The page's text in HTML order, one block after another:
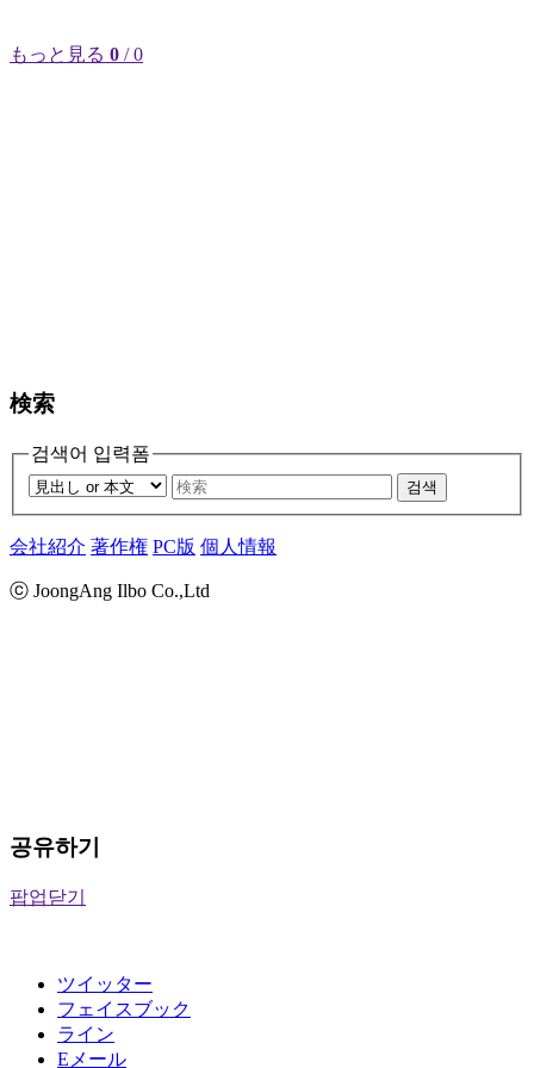
もっと見る 0 / 0
検索
검색어 입력폼
검색
会社紹介 著作権 PC版 個人情報
ⓒ JoongAng Ilbo Co.,Ltd
공유하기
팝업닫기
ツイッター
フェイスブック
ライン
Eメール